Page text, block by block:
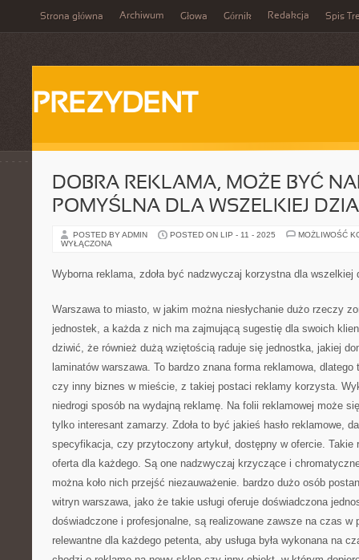
Strona główna Archiwum Głowa Górnik Redakcja Spis
PREZYDENT
DOBRA REKLAMA, MOŻE BYĆ
POMYŚLNA DLA WSZELKIEJ
POSTED BY ADMIN POSTED ON LIP - 11 - 2025
MOŻLIWOŚĆ
WYŁĄCZONA
Wyborna reklama, zdoła być nadzwyczaj korzystna dla wszelkiej
Warszawa to miasto, w jakim można niesłychanie dużo rzeczy
jednostek, a każda z nich ma zajmującą sugestię dla swoich
dziwić, że również dużą wziętością raduje się jednostka, jakiej
laminatów warszawa. To bardzo znana forma reklamowa,
czy inny biznes w mieście, z takiej postaci reklamy korzysta.
niedrogi sposób na wydajną reklamę. Na folii reklamowej może
tylko interesant zamarzy. Zdoła to być jakieś hasło reklamowe,
specyfikacja, czy przytoczony artykuł, dostępny w ofercie. Takie
oferta dla każdego. Są one nadzwyczaj krzyczące i
można koło nich przejść niezauważenie. bardzo dużo osób
witryn warszawa, jako że takie usługi oferuje doświadczona
doświadczone i profesjonalne, są realizowane zawsze na czas w
relewantne dla każdego petenta, aby usługa była wykonana na